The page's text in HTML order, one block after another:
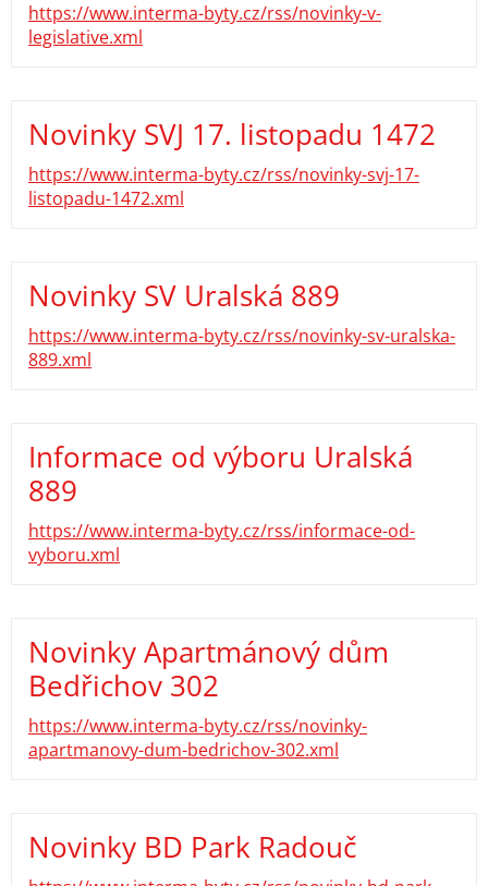
https://www.interma-byty.cz/rss/novinky-v-
legislative.xml
Novinky SVJ 17. listopadu 1472
https://www.interma-byty.cz/rss/novinky-svj-17-
listopadu-1472.xml
Novinky SV Uralská 889
https://www.interma-byty.cz/rss/novinky-sv-uralska-
889.xml
Informace od výboru Uralská
889
https://www.interma-byty.cz/rss/informace-od-
vyboru.xml
Novinky Apartmánový dům
Bedřichov 302
https://www.interma-byty.cz/rss/novinky-
apartmanovy-dum-bedrichov-302.xml
Novinky BD Park Radouč